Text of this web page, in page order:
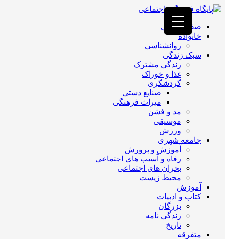
فصد
غرب
تهران
خشکشویی
تصفیه
تهران
صفحه اصلی
خانواده
روانشناسی
سبک زندگی
زندگی مشترک
غذا و خوراک
گردشگری
صنایع دستی
میراث فرهنگی
مد و فشن
موسیقی
ورزش
جامعه شهری
آموزش و پرورش
رفاه و آسیب های اجتماعی
بحران های اجتماعی
محیط زیست
آموزش
کتاب و ادبیات
بزرگان
زندگی نامه
تاریخ
متفرقه